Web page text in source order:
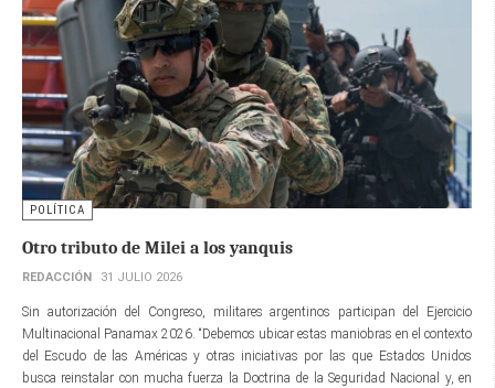
POLÍTICA
Otro tributo de Milei a los yanquis
REDACCIÓN 31 JULIO 2026
Sin autorización del Congreso, militares argentinos participan del Ejercicio
Multinacional Panamax 2026. “Debemos ubicar estas maniobras en el contexto
del Escudo de las Américas y otras iniciativas por las que Estados Unidos
busca reinstalar con mucha fuerza la Doctrina de la Seguridad Nacional y, en